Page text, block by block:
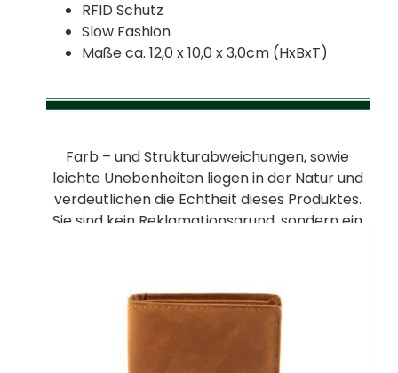
RFID Schutz
Slow Fashion
Maße ca. 12,0 x 10,0 x 3,0cm (HxBxT)
Farb – und Strukturabweichungen, sowie
leichte Unebenheiten liegen in der Natur und
verdeutlichen die Echtheit dieses Produktes.
Sie sind kein Reklamationsgrund, sondern ein